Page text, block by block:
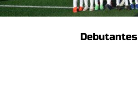
Debutantes